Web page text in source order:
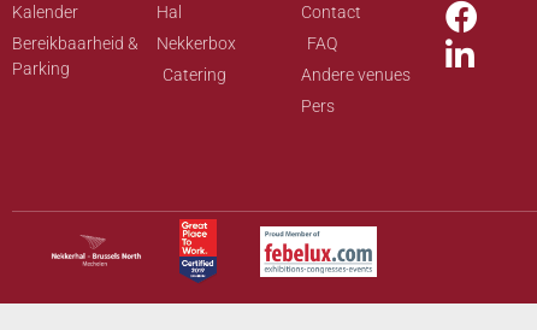
Kalender
Bereikbaarheid &
Parking
Hal
Nekkerbox
Catering
Contact
FAQ
Andere venues
Pers